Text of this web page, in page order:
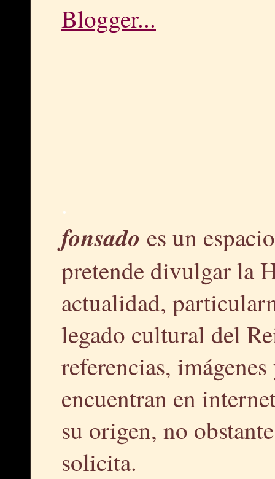
.
fonsado es un
pretende divulgar la
actualidad,
legado cultural del
referencias,
encuentran en
su origen, no
solicita.